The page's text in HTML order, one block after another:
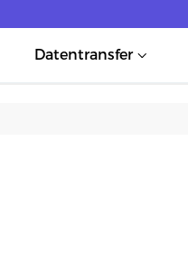
Datentransfer